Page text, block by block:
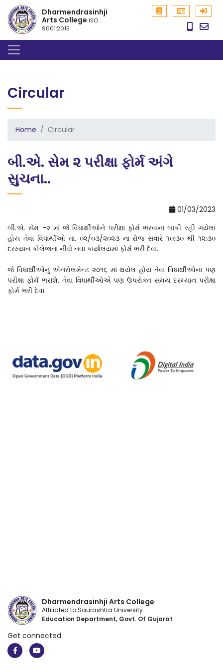
Dharmendrasinhji
Arts CollegeISO
9001:2015
Circular
Home Circular
બી.એ. સેમ ૨ પરીક્ષા ફોર્મ અંગે
સુચના..
01/03/2023
બી.એ. સેમ -૨ માં જે વિધાર્થીઓને પરીક્ષા ફોર્મ ભરવાના બાકી રહી ગયેલા
હોય તેવા વિધાર્થીઓ તા. ૦૨/૦૩/૨૦૨૩ ના રોજ સવારે ૧૦:૩૦ થી ૧૨:૩૦
દરમ્યાન કોલેજના નીચે નવા કાર્યાલયમાં ફોર્મ ભરી દેવા.
જે વિધાર્થીઓનું એનરોલમેન્ટ ૨૦૧૬ માં થયેલ હોય તેવા વિધાર્થીઓના પણ
પરીક્ષા ફોર્મ ભરાશે. તેવા વિધાર્થીઓએ પણ ઉપરોક્ત સમય દરમ્યાન પરીક્ષા
ફોર્મ ભરી દેવા.
Dharmendrasinhji Arts College
Affiliated to Saurashtra University
Education Department, Govt. Of Gujarat
Get connected